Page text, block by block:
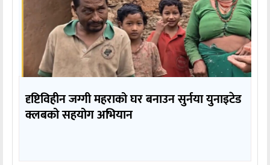
दृष्टिविहीन जग्गी महराको घर बनाउन सुर्नया युनाइटेड
क्लबको सहयोग अभियान